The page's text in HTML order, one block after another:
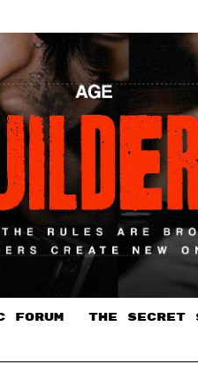
FORUM THE SECRET